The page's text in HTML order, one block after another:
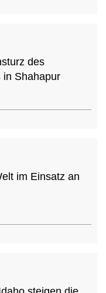
des
in Shahapur
im Einsatz an